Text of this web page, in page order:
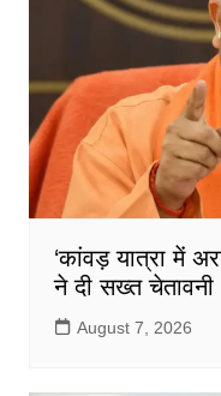
‘कांवड़ यात्रा में
ने दी सख्त चेतावनी
August 7, 2026